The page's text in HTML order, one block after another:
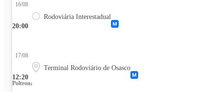
20:00
16/08
Rodoviária Interestadual
12:20
17/08
Terminal Rodoviário de Osasco
Poltrona